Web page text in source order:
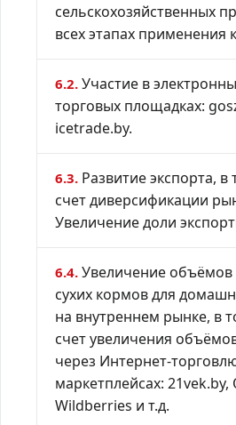
сельскохозяйственных
всех этапах применения
6.2. Участие в
торговых площадках:
icetrade.by.
6.3. Развитие экспорта, в
счет диверсификации
Увеличение доли
6.4. Увеличение объёмов
сухих кормов для
на внутреннем рынке, в
счет увеличения
через Интернет-
маркетплейсах: 21vek.by,
Wildberries и т.д.